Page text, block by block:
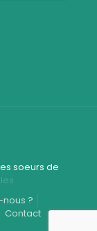
soeurs de
?
Contact